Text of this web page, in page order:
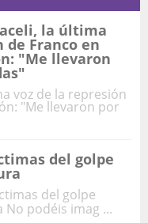
la última
de Franco en
"Me llevaron
voz de la represión
"Me llevaron por
del golpe
del golpe
podéis imag ...